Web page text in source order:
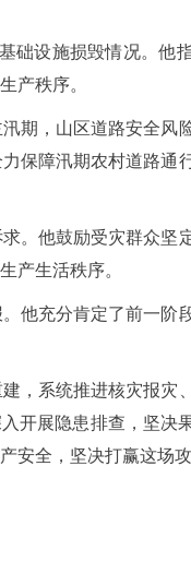
础设施损毁情况。他
产秩序。
期，山区道路安全风
保障汛期农村道路通
。他鼓励受灾群众坚
产生活秩序。
他充分肯定了前一阶
，系统推进核灾报灾
开展隐患排查，坚决
安全，坚决打赢这场攻